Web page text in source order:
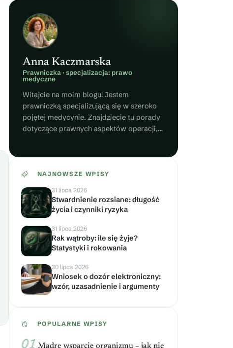
Anna Kaczmarska
Prawniczka · specjalizacja: prawo
medyczne
Witajcie na moim blogu! Jestem
prawniczką specjalizującą się w szeroko
pojętej medycynie. Znajdziecie tu porady
dotyczące prawnych aspektów operacji,
NAJNOWSZE WPISY
31 lipca 2026
Stwardnienie rozsiane: długość
życia i czynniki ryzyka
31 lipca 2026
Rak wątroby: ile się żyje?
Statystyki i rokowania
30 lipca 2026
Wniosek o dozór elektroniczny:
wzór, uzasadnienie i argumenty
POPULARNE WPISY
Mądre wsparcie organizmu – jak nie